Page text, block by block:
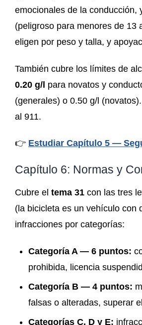
emocionales de la conducción,
(peligroso para menores de 13
eligen por peso y talla, y
También cubre los límites de
0.20 g/l para novatos y
(generales) o 0.50 g/l
al 911.
👉 Estudiar Capítulo 5 —
Capítulo 6: Normas y
Cubre el tema 31 con las tres
(la bicicleta es un vehículo con
infracciones por categorías:
Categoría A — 6 puntos:
prohibida, licencia
Categoría B — 4 puntos:
falsas o alteradas, superar
Categorías C, D y E: